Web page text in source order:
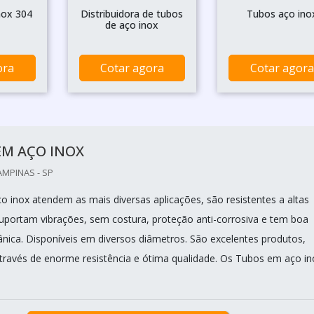
304
Distribuidora de tubos
de aço inox
Cotar agora
Tubos aço
Cotar agora
AÇO INOX
- SP
inox atendem as mais diversas aplicações, são resistentes a altas
vibrações, sem costura, proteção anti-corrosiva e tem boa
Disponíveis em diversos diâmetros. São excelentes produtos,
de enorme resistência e ótima qualidade. Os Tubos em aço